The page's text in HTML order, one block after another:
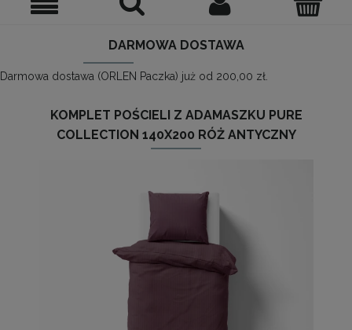
DARMOWA DOSTAWA
Darmowa dostawa (ORLEN Paczka) już od 200,00 zł.
KOMPLET POŚCIELI Z ADAMASZKU PURE
COLLECTION 140X200 RÓŻ ANTYCZNY